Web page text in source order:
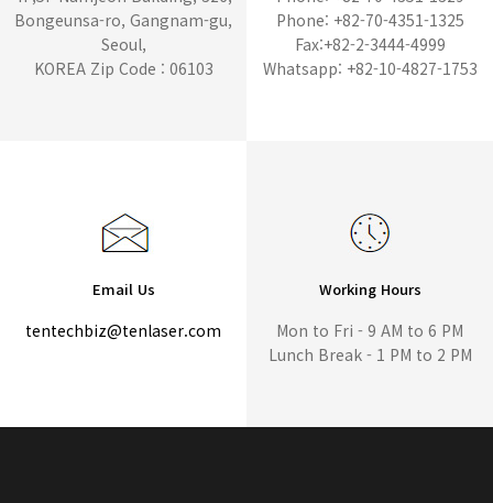
Bongeunsa-ro, Gangnam-gu,
Seoul,
KOREA Zip Code : 06103
Phone: +82-70-4351-1325
Fax:+82-2-3444-4999
Whatsapp: +82-10-4827-1753
Email Us
tentechbiz@tenlaser.com
Working Hours
Mon to Fri - 9 AM to 6 PM
Lunch Break - 1 PM to 2 PM